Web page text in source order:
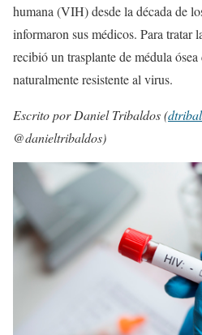
humana (VIH) desde la década de
informaron sus médicos. Para tratar
recibió un trasplante de médula
naturalmente resistente al virus.
Escrito por Daniel Tribaldos (
@danieltribaldos)